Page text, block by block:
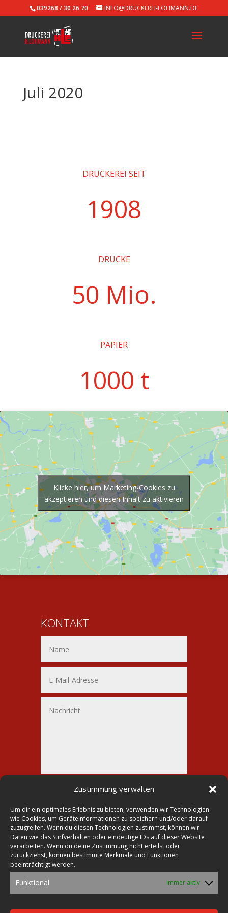
Zustimmung verwalten
Um dir ein optimales Erlebnis zu bieten, verwenden wir Technologien
wie Cookies, um Geräteinformationen zu speichern und/oder darauf
zuzugreifen. Wenn du diesen Technologien zustimmst, können wir
Daten wie das Surfverhalten oder eindeutige IDs auf dieser Website
verarbeiten. Wenn du deine Zustimmung nicht erteilst oder
zurückziehst, können bestimmte Merkmale und Funktionen
beeinträchtigt werden.
Funktional Immer aktiv
039268 / 30 26 70 INFO@DRUCKEREI-LOHMANN.DE
Juli 2020
DRUCKEREI SEIT
1908
DRUCKE
50 Mio.
PAPIER
1000 t
Klicke hier, um Marketing-Cookies zu
akzeptieren und diesen Inhalt zu aktivieren
KONTAKT
3 + 9= Senden
 Druckerei Lohmann

Markt 23
39435 Egeln